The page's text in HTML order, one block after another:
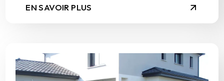
EN SAVOIR PLUS